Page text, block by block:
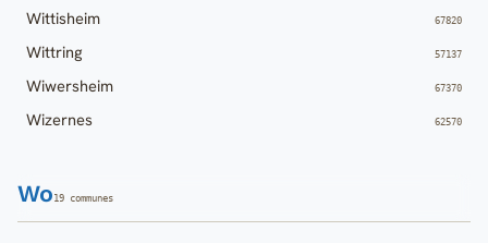
Wittisheim 67820
Wittring 57137
Wiwersheim 67370
Wizernes 62570
Wo 19 communes